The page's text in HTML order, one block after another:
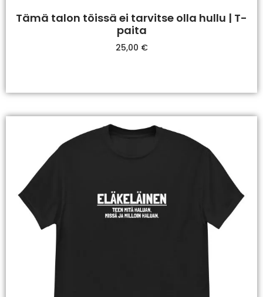
Tämä talon töissä ei tarvitse olla hullu | T-
paita
25,00 €